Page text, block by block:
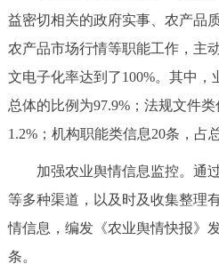
多语种
ENGLISH 한국어
DEUTSCH
العربية
益密切相关的政府实事、农产品
农产品市场行情等职能工作，主
文电子化率达到了100%。其中，
总体的比例为97.9%；法规文件
1.2%；机构职能类信息20条，占
加强农业舆情信息监控。通过
等多种渠道，以及时及收集整理
情信息，编发《农业舆情快报》
条。